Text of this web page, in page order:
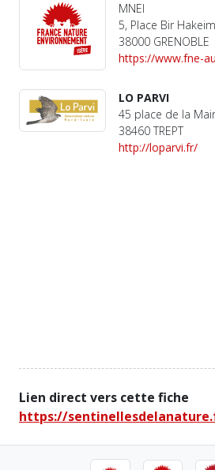
MNEI
5, Place Bir Hakeim
38000 GRENOBLE
https://www.fne-
LO PARVI
45 place de la
38460 TREPT
http://loparvi.fr/
Lien direct vers cette fiche
https://